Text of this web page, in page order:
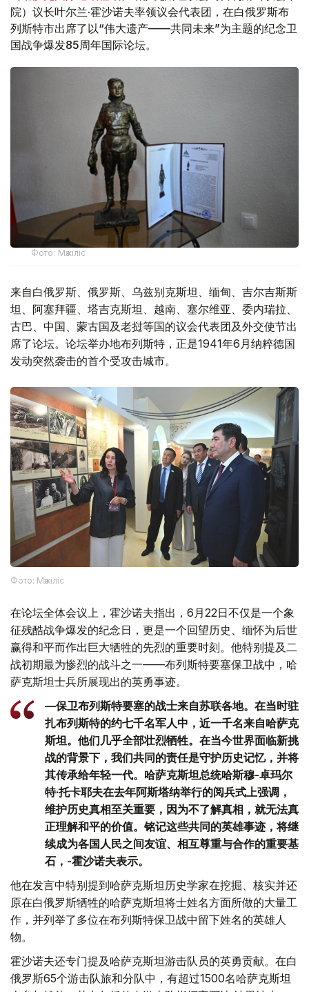
院）议长叶尔兰·霍沙诺夫率领议会代表团，在白俄罗斯布
列斯特市出席了以“伟大遗产——共同未来”为主题的纪念卫
国战争爆发85周年国际论坛。
Фото: Мәжіліс
来自白俄罗斯、俄罗斯、乌兹别克斯坦、缅甸、吉尔吉斯斯
坦、阿塞拜疆、塔吉克斯坦、越南、塞尔维亚、委内瑞拉、
古巴、中国、蒙古国及老挝等国的议会代表团及外交使节出
席了论坛。论坛举办地布列斯特，正是1941年6月纳粹德国
发动突然袭击的首个受攻击城市。
Фото: Мәжіліс
在论坛全体会议上，霍沙诺夫指出，6月22日不仅是一个象
征残酷战争爆发的纪念日，更是一个回望历史、缅怀为后世
赢得和平而作出巨大牺牲的先烈的重要时刻。他特别提及二
战初期最为惨烈的战斗之一——布列斯特要塞保卫战中，哈
萨克斯坦士兵所展现出的英勇事迹。
—保卫布列斯特要塞的战士来自苏联各地。在当时驻
扎布列斯特的约七千名军人中，近一千名来自哈萨克
斯坦。他们几乎全部壮烈牺牲。在当今世界面临新挑
战的背景下，我们共同的责任是守护历史记忆，并将
其传承给年轻一代。哈萨克斯坦总统哈斯穆-卓玛尔
特·托卡耶夫在去年阿斯塔纳举行的阅兵式上强调，
维护历史真相至关重要，因为不了解真相，就无法真
正理解和平的价值。铭记这些共同的英雄事迹，将继
续成为各国人民之间友谊、相互尊重与合作的重要基
石，-霍沙诺夫表示。
他在发言中特别提到哈萨克斯坦历史学家在挖掘、核实并还
原在白俄罗斯牺牲的哈萨克斯坦将士姓名方面所做的大量工
作，并列举了多位在布列斯特保卫战中留下姓名的英雄人
物。
霍沙诺夫还专门提及哈萨克斯坦游击队员的英勇贡献。在白
俄罗斯65个游击队旅和分队中，有超过1500名哈萨克斯坦